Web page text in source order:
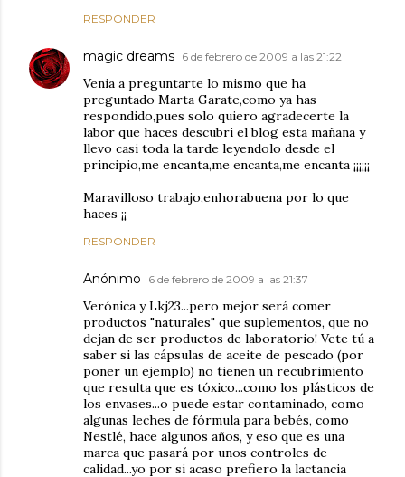
RESPONDER
magic dreams 6 de febrero de 2009 a las 21:22
Venia a preguntarte lo mismo que ha
preguntado Marta Garate,como ya has
respondido,pues solo quiero agradecerte la
labor que haces descubri el blog esta mañana y
llevo casi toda la tarde leyendolo desde el
principio,me encanta,me encanta,me encanta ¡¡¡¡¡¡
Maravilloso trabajo,enhorabuena por lo que
haces ¡¡
RESPONDER
Anónimo 6 de febrero de 2009 a las 21:37
Verónica y Lkj23...pero mejor será comer
productos "naturales" que suplementos, que no
dejan de ser productos de laboratorio! Vete tú a
saber si las cápsulas de aceite de pescado (por
poner un ejemplo) no tienen un recubrimiento
que resulta que es tóxico...como los plásticos de
los envases...o puede estar contaminado, como
algunas leches de fórmula para bebés, como
Nestlé, hace algunos años, y eso que es una
marca que pasará por unos controles de
calidad...yo por si acaso prefiero la lactancia